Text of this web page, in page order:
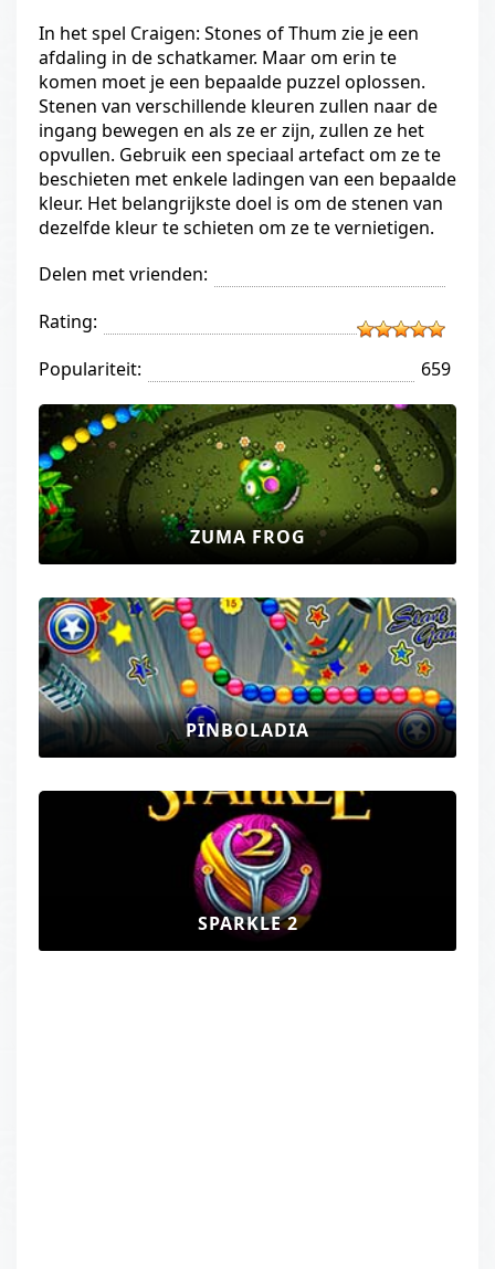
In het spel Craigen: Stones of Thum zie je een
afdaling in de schatkamer. Maar om erin te
komen moet je een bepaalde puzzel oplossen.
Stenen van verschillende kleuren zullen naar de
ingang bewegen en als ze er zijn, zullen ze het
opvullen. Gebruik een speciaal artefact om ze te
beschieten met enkele ladingen van een bepaalde
kleur. Het belangrijkste doel is om de stenen van
dezelfde kleur te schieten om ze te vernietigen.
Delen met vrienden:
Rating:
Populariteit:
659
ZUMA FROG
PINBOLADIA
SPARKLE 2